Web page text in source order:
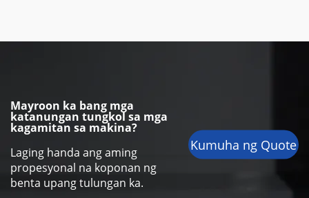
Mayroon ka bang mga
katanungan tungkol sa mga
kagamitan sa makina?
Laging handa ang aming
propesyonal na koponan ng
benta upang tulungan ka.
Kumuha ng Quote